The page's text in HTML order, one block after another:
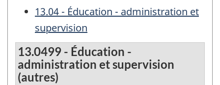
13.04 - Éducation - administration et
supervision
13.0499 - Éducation -
administration et supervision
(autres)